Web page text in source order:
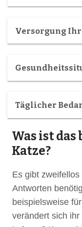
Versorgung
Täglicher
Was ist
Katze?
Es gibt
Antworten
beispielsweise
verändert sich